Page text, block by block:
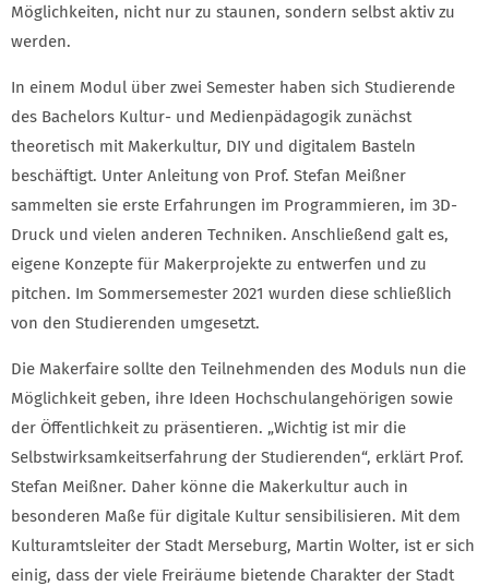
Möglichkeiten, nicht nur zu staunen, sondern selbst aktiv zu
werden.
In einem Modul über zwei Semester haben sich Studierende
des Bachelors Kultur- und Medienpädagogik zunächst
theoretisch mit Makerkultur, DIY und digitalem Basteln
beschäftigt. Unter Anleitung von Prof. Stefan Meißner
sammelten sie erste Erfahrungen im Programmieren, im 3D-
Druck und vielen anderen Techniken. Anschließend galt es,
eigene Konzepte für Makerprojekte zu entwerfen und zu
pitchen. Im Sommersemester 2021 wurden diese schließlich
von den Studierenden umgesetzt.
Die Makerfaire sollte den Teilnehmenden des Moduls nun die
Möglichkeit geben, ihre Ideen Hochschulangehörigen sowie
der Öffentlichkeit zu präsentieren. „Wichtig ist mir die
Selbstwirksamkeitserfahrung der Studierenden“, erklärt Prof.
Stefan Meißner. Daher könne die Makerkultur auch in
besonderen Maße für digitale Kultur sensibilisieren. Mit dem
Kulturamtsleiter der Stadt Merseburg, Martin Wolter, ist er sich
einig, dass der viele Freiräume bietende Charakter der Stadt